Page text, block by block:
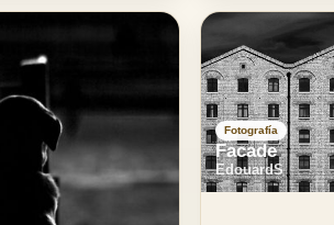
Fotografía
Facade
EdouardS